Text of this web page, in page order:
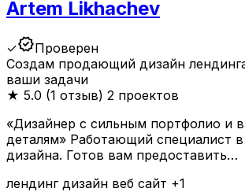
Artem Likhachev
✓verifiedПроверен
Создам продающий дизайн
ваши задачи
★ 5.0 (1 отзыв) 2 проектов
«Дизайнер с сильным портфолио и
деталям» Работающий специалист
дизайна. Готов вам предоставить…
лендинг дизайн веб сайт +1